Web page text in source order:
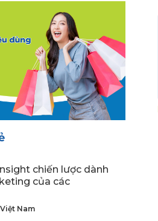
chiến lược dành
của các
Nam